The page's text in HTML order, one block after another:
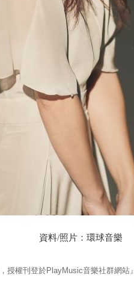
資料/照片：環球音樂
授權刊登於PlayMusic音樂社群網站』